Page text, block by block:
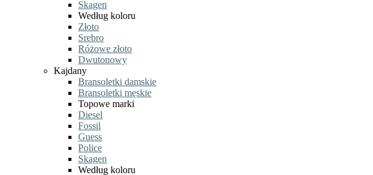
Skagen
Według koloru
Złoto
Srebro
Różowe złoto
Dwutonowy
Kajdany
Bransoletki damskie
Bransoletki męskie
Topowe marki
Diesel
Fossil
Guess
Police
Skagen
Według koloru